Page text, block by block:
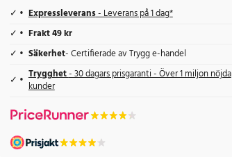
Expressleverans- Leverans på 1 dag*
Frakt 49 kr
Säkerhet- Certifierade av Trygg e-handel
Trygghet- 30 dagars prisgaranti - Över 1 miljon nöjda
kunder